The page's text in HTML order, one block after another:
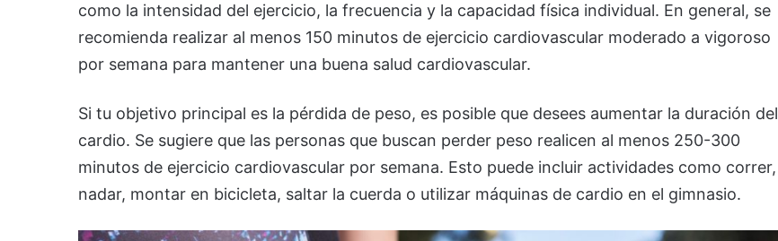
como la intensidad del ejercicio, la frecuencia y la capacidad física individual. En general, se
recomienda realizar al menos 150 minutos de ejercicio cardiovascular moderado a vigoroso
por semana para mantener una buena salud cardiovascular.
Si tu objetivo principal es la pérdida de peso, es posible que desees aumentar la duración del
cardio. Se sugiere que las personas que buscan perder peso realicen al menos 250-300
minutos de ejercicio cardiovascular por semana. Esto puede incluir actividades como correr,
nadar, montar en bicicleta, saltar la cuerda o utilizar máquinas de cardio en el gimnasio.